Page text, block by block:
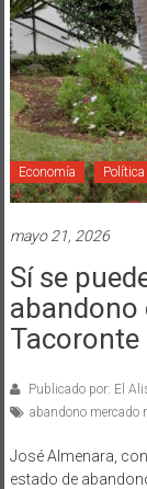
Economía Política
mayo 21, 2026
Sí se
abandono
Tacoronte
Publicado por: El
abandono mercado
José Almenara,
estado de